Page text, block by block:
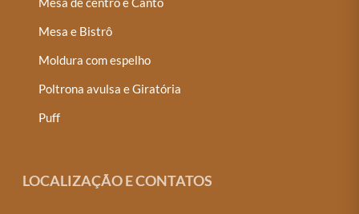
Mesa e Bistrô
Moldura com espelho
Poltrona avulsa e Giratória
Puff
LOCALIZAÇÃO E CONTATOS